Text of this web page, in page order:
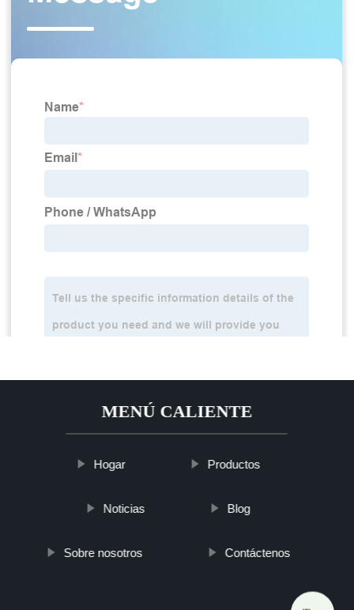
MENÚ CALIENTE
Hogar Productos
Noticias Blog
Sobre nosotros Contáctenos